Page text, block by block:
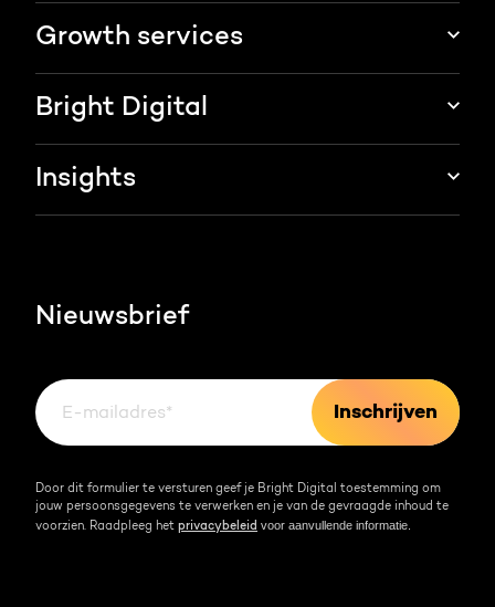
HubSpot integraties
HubSpot CRM maatwerk
HubSpot trainingen
Growth services
Websites & portals
Groei strategie
AI services
Bright Digital
Over ons
Team
Insights
Events & webinars
Kennisbank
Nieuwsbrief
Door dit formulier te versturen geef je Bright Digital toestemming om
jouw persoonsgegevens te verwerken en je van de gevraagde inhoud te
voorzien. Raadpleeg het privacybeleid voor aanvullende informatie.